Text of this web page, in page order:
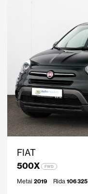
FIAT
500X
FWD
Metai 2019 Rida 106 325